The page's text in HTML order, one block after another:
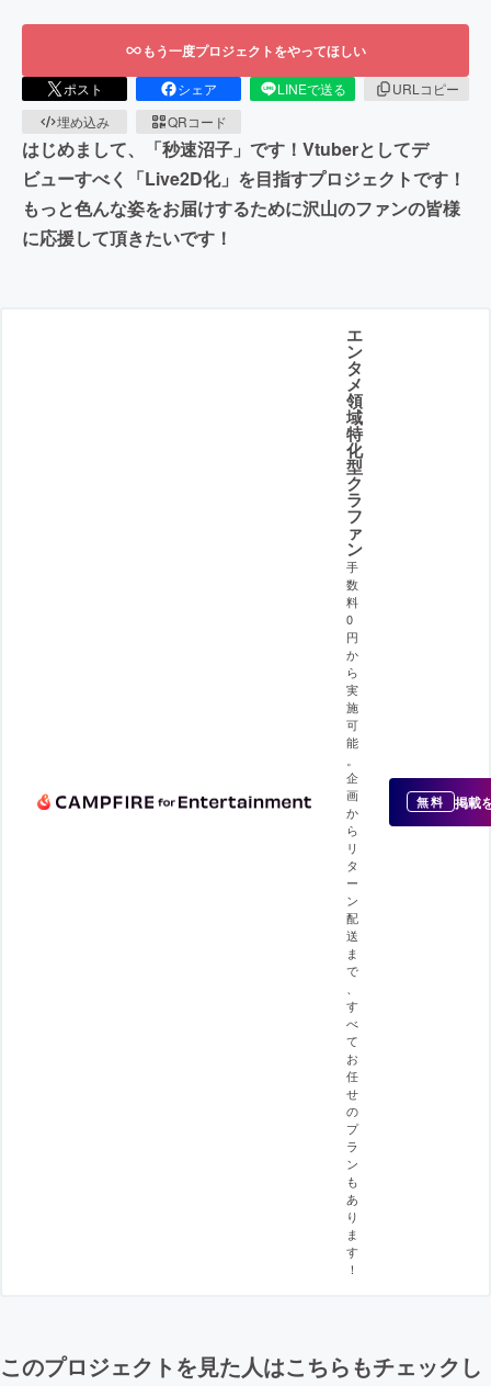
もう一度プロジェクトをやってほしい
ポスト シェア LINEで送る
URLコピー
埋め込み
QRコード
はじめまして、「秒速沼子」です！Vtuberとしてデ
ビューすべく「Live2D化」を目指すプロジェクトです！
もっと色んな姿をお届けするために沢山のファンの皆様
に応援して頂きたいです！
エ
ン
タ
メ
領
域
特
化
型
ク
ラ
フ
ァ
ン
手
数
料
0
円
か
ら
実
施
可
能
企
画
か
ら
リ
タ
ー
ン
配
送
ま
で
す
べ
て
お
任
せ
の
プ
ラ
ン
も
あ
り
ま
す
！
無料 掲載
このプロジェクトを見た人はこちらもチェックし